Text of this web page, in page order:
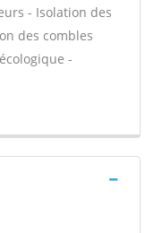
- Isolation des
des combles
-